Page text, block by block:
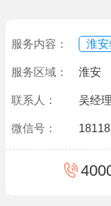
服务内容： 淮
服务区域： 淮安
联系人： 吴经理
微信号：